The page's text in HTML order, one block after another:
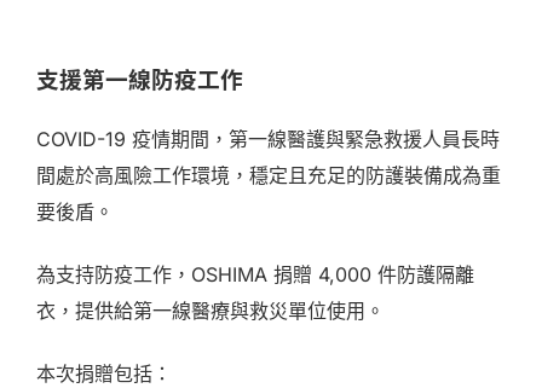
支援第一線防疫工作
COVID-19 疫情期間，第一線醫護與緊急救援人員長時
間處於高風險工作環境，穩定且充足的防護裝備成為重
要後盾。
為支持防疫工作，OSHIMA 捐贈 4,000 件防護隔離
衣，提供給第一線醫療與救災單位使用。
本次捐贈包括：